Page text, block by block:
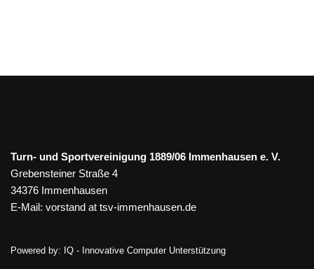
Turn- und Sportvereinigung 1889/06 Immenhausen e. V.
Grebensteiner Straße 4
34376 Immenhausen
E-Mail: vorstand at tsv-immenhausen.de
Powered by: IQ - Innovative Computer Unterstützung